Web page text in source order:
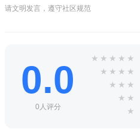
缓存漫画；切勿从非官方第三方
【优化技巧】在设置中开启“
定期清理缓存释放空间，建议每
请文明发言，遵守社区规范
0.0
0人评分
★ ★ ★ ★ ★
★ ★ ★ ★
★ ★ ★
★ ★
★